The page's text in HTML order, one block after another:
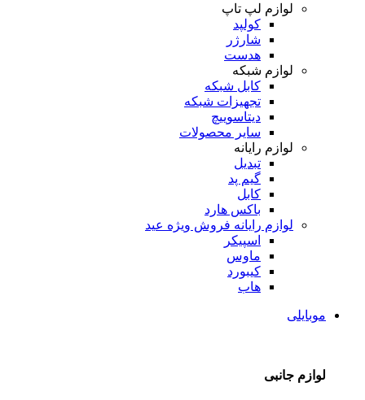
لوازم لپ تاپ
کولپد
شارژر
هدست
لوازم شبکه
کابل شبکه
تجهیزات شبکه
دیتاسوییچ
سایر محصولات
لوازم رایانه
تبدیل
گیم پد
کابل
باکس هارد
لوازم رایانه فروش ویژه عید
اسپیکر
ماوس
کیبورد
هاب
موبایلی
لوازم جانبی